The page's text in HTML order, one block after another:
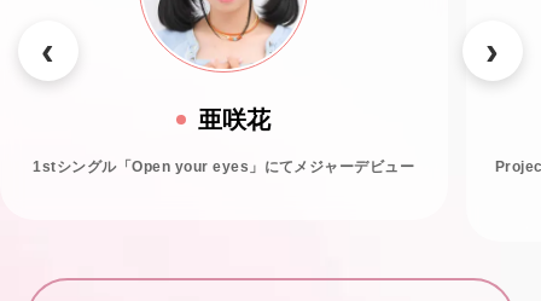
亜咲花
1stシングル「Open your eyes」にてメジャーデビュー